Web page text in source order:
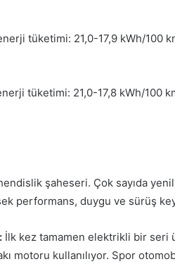
tüketimi: 21,0-17,9 kWh/100
tüketimi: 21,0-17,8 kWh/100
şaheseri. Çok sayıda
performans, duygu ve sürüş
İlk kez tamamen elektrikli bir seri
motoru kullanılıyor. Spor